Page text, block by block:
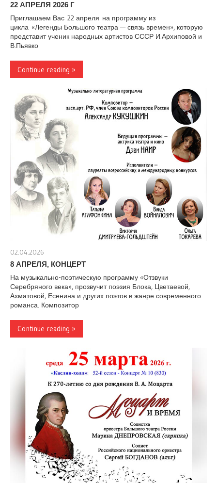
22 АПРЕЛЯ 2026 Г
Приглашаем Вас 22 апреля на программу из
цикла «Легенды Большого театра — связь времен», которую
представит ученик народных артистов СССР И.Архиповой и
В.Пьявко
Continue reading »
02.04.2026
8 АПРЕЛЯ, КОНЦЕРТ
На музыкально-поэтическую программу «Отзвуки
Серебряного века», прозвучит поэзия Блока, Цветаевой,
Ахматовой, Есенина и других поэтов в жанре современного
романса. Композитор
Continue reading »